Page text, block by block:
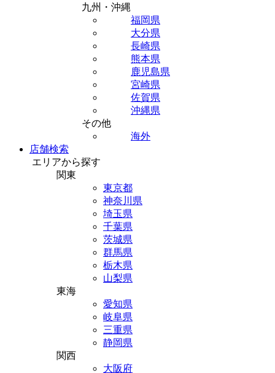
九州・沖縄
福岡県
大分県
長崎県
熊本県
鹿児島県
宮崎県
佐賀県
沖縄県
その他
海外
店舗検索
エリアから探す
関東
東京都
神奈川県
埼玉県
千葉県
茨城県
群馬県
栃木県
山梨県
東海
愛知県
岐阜県
三重県
静岡県
関西
大阪府